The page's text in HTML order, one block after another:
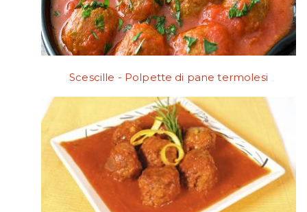
Scescille - Polpette di pane termolesi